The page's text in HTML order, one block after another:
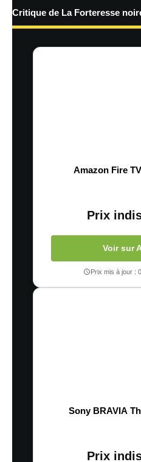
Critique de La Forteresse
Amazon Fire
Prix
Voir sur
Prix mis à jour :
Sony BRAVIA
Prix